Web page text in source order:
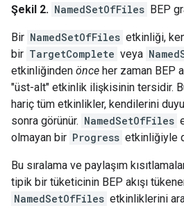
Şekil 2. NamedSetOfFiles BEP
Bir NamedSetOfFiles etkinliği,
bir TargetComplete veya
etkinliğinden önce her zaman BEP
"üst-alt" etkinlik ilişkisinin tersidir.
hariç tüm etkinlikler, kendilerini
sonra görünür. NamedSetOfFiles
olmayan bir Progress etkinliğiyle
Bu sıralama ve paylaşım
tipik bir tüketicinin BEP akışı
NamedSetOfFiles etkinliklerini